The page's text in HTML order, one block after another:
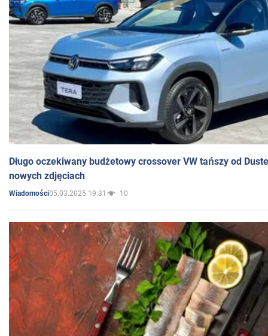
Długo oczekiwany budżetowy crossover VW tańszy od
nowych zdjęciach
Wiadomości05.03.2025 19:31 10